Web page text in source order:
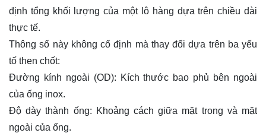
định tổng khối lượng của một lô hàng dựa trên chiều dài
thực tế.
Thông số này không cố định mà thay đổi dựa trên ba yếu
tố then chốt:
Đường kính ngoài (OD): Kích thước bao phủ bên ngoài
của ống inox.
Độ dày thành ống: Khoảng cách giữa mặt trong và mặt
ngoài của ống.